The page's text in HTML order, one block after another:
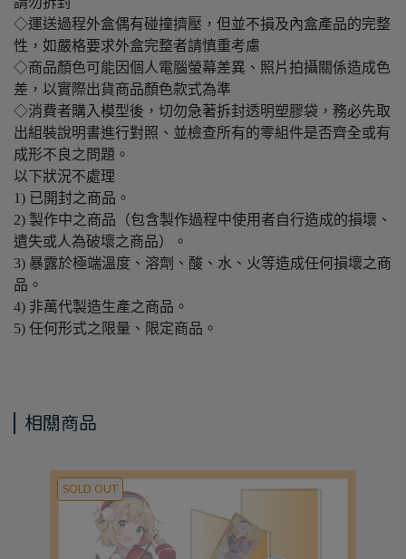
◇運送過程外盒偶有碰撞擠壓，但並不損及內盒產品的完整
性，如嚴格要求外盒完整者請慎重考慮
◇商品顏色可能因個人電腦螢幕差異、照片拍攝關係造成色
差，以實際出貨商品顏色款式為準
◇消費者購入模型後，切勿急著拆封透明塑膠袋，務必先取
出組裝說明書進行對照、並檢查所有的零組件是否齊全或有
成形不良之問題。
以下狀況不處理
1) 已開封之商品。
2) 製作中之商品（包含製作過程中使用者自行造成的損壞、
遺失或人為破壞之商品）。
3) 暴露於極端溫度、溶劑、酸、水、火等造成任何損壞之商
品。
4) 非萬代製造生產之商品。
5) 任何形式之限量、限定商品。
相關商品
SOLD OUT